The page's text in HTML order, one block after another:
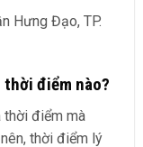
Hưng Đạo, TP.
thời điểm nào?
thời điểm mà
thời điểm lý